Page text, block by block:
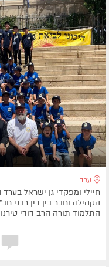
ערד
חיילי ומפקדי גן ישראל
הקהילה וחבר בין דין רבני
התלמוד תורה הרב דודי